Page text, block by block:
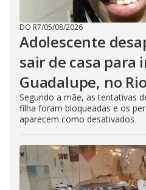
DO R7/05/08/2026
Adolescente
sair de casa para
Guadalupe, no Rio
Segundo a mãe, as tentativas
filha foram bloqueadas e os
aparecem como desativados